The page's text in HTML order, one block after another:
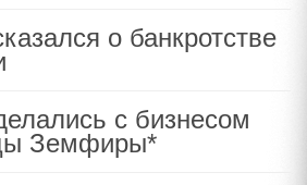
о банкротстве
с бизнесом
Земфиры*